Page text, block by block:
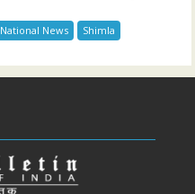
National News Shimla